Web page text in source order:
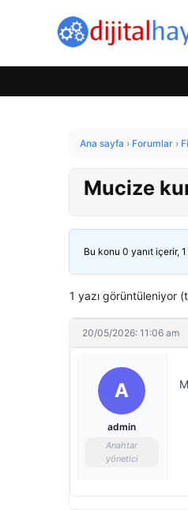
Ana sayfa › Forumlar ›
Mucize
Bu konu 0 yanıt içerir,
1 yazı görüntüleniyor
20/05/2026: 11:06 am
A
admin
Anahtar
yönetici